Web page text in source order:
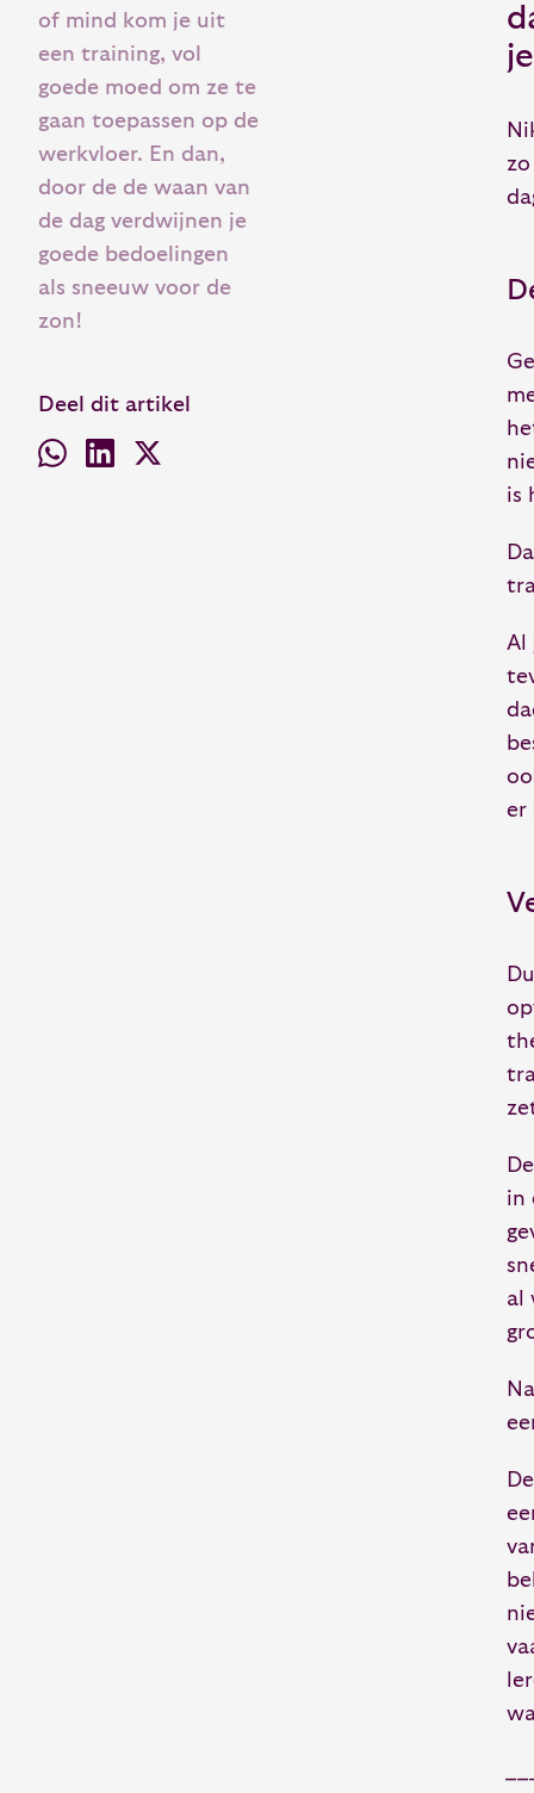
of mind kom je uit
een training, vol
goede moed om ze te
gaan toepassen op de
werkvloer. En dan,
door de de waan van
de dag verdwijnen je
goede bedoelingen
als sneeuw voor de
zon!
Deel dit artikel
is
Al
er
in
al